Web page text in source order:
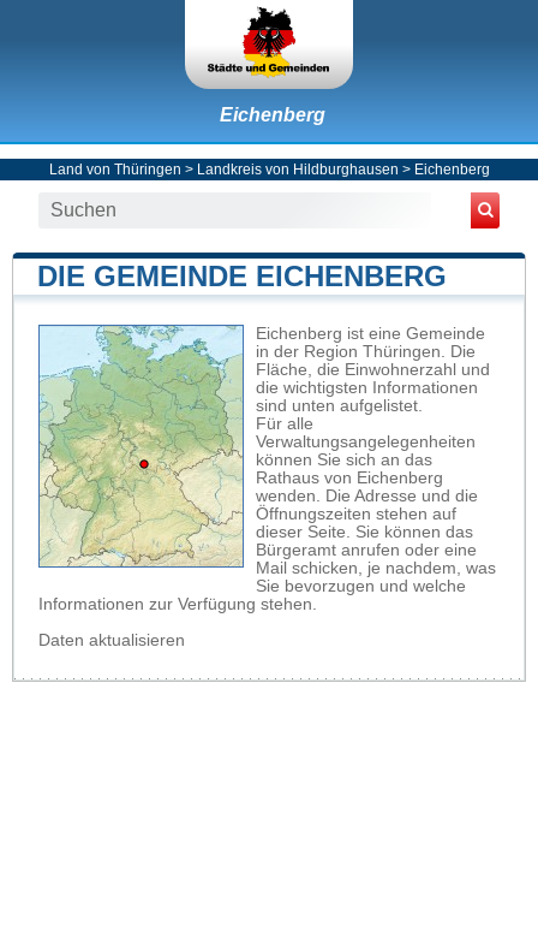
Eichenberg
Land von Thüringen > Landkreis von Hildburghausen > Eichenberg
DIE GEMEINDE EICHENBERG
Eichenberg ist eine Gemeinde
in der Region Thüringen. Die
Fläche, die Einwohnerzahl und
die wichtigsten Informationen
sind unten aufgelistet.
Für alle
Verwaltungsangelegenheiten
können Sie sich an das
Rathaus von Eichenberg
wenden. Die Adresse und die
Öffnungszeiten stehen auf
dieser Seite. Sie können das
Bürgeramt anrufen oder eine
Mail schicken, je nachdem, was
Sie bevorzugen und welche
Informationen zur Verfügung stehen.
Daten aktualisieren